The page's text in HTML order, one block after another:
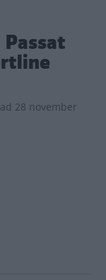
28 november